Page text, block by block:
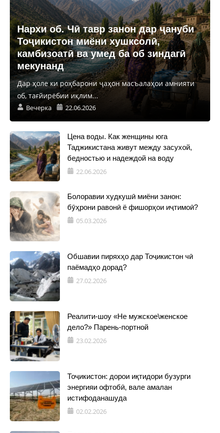
Нархи об. Чӣ тавр занон дар ҷануби
Тоҷикистон миёни хушксолӣ,
камбизоатӣ ва умед ба об зиндагӣ
мекунанд
Дар ҳоле ки роҳбарони ҷаҳон масъалаҳои амнияти
об, тағйирёбии иқлим...
Вечерка 22.06.2026
Цена воды. Как женщины юга
Таджикистана живут между засухой,
бедностью и надеждой на воду
22.06.2026
Болоравии худкушӣ миёни занон:
бӯҳрони равонӣ ё фишорҳои иҷтимоӣ?
05.03.2026
Обшавии пиряхҳо дар Тоҷикистон чӣ
паёмадҳо дорад?
27.02.2026
Реалити-шоу «Не мужское\женское
дело?» Парень-портной
23.02.2026
Тоҷикистон: дорои иқтидори бузурги
энергияи офтобӣ, вале амалан
истифоданашуда
02.02.2026